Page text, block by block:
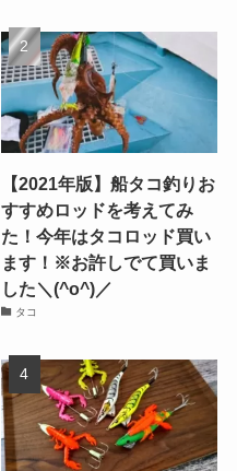
【2021年版】船タコ釣りお
すすめロッドを考えてみ
た！今年はタコロッド買い
ます！※お許しでて買いま
した＼(^o^)／
タコ